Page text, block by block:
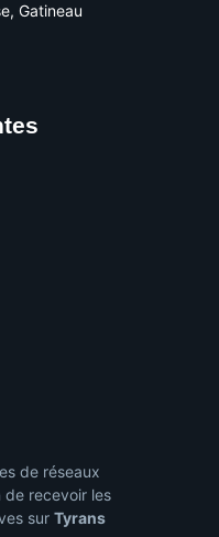
Gatineau
de réseaux
de recevoir les
sur Tyrans